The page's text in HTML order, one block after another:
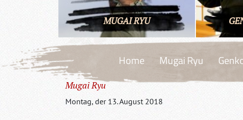
MUGAI RYU
Home Mugai Ryu
Mugai Ryu
Montag, der 13. August 2018